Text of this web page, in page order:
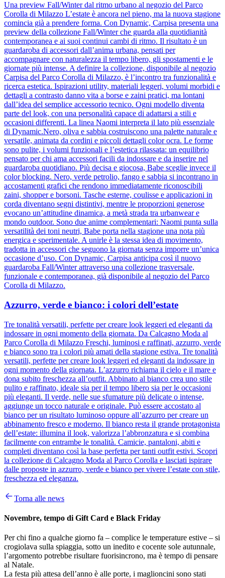
Una preview Fall/Winter dal ritmo urbano al negozio del Parco
Corolla di Milazzo L’estate è ancora nel pieno, ma la nuova stagione
comincia già a prendere forma. Con Dynamic, Carpisa presenta una
preview della collezione Fall/Winter che guarda alla quotidianità
contemporanea e ai suoi continui cambi di ritmo. Il risultato è un
guardaroba di accessori dall’anima urbana, pensati per
accompagnare con naturalezza il tempo libero, gli spostamenti e le
giornate più intense. A definire la collezione, disponibile al negozio
Carpisa del Parco Corolla di Milazzo, è l’incontro tra funzionalità e
ricerca estetica. Ispirazioni utility, materiali leggeri, volumi morbidi e
dettagli a contrasto danno vita a borse e zaini pratici, ma lontani
dall’idea del semplice accessorio tecnico. Ogni modello diventa
parte del look, con una personalità capace di adattarsi a stili e
occasioni differenti. La linea Naomi interpreta il lato più essenziale
di Dynamic.Nero, oliva e sabbia costruiscono una palette naturale e
versatile, animata da cordini e piccoli dettagli color ocra. Le forme
sono pulite, i volumi funzionali e l’estetica rilassata: un equilibrio
pensato per chi ama accessori facili da indossare e da inserire nel
guardaroba quotidiano. Più decisa e giocosa, Babe sceglie invece il
color blocking. Nero, verde petrolio, fango e sabbia si incontrano in
accostamenti grafici che rendono immediatamente riconoscibili
zaini, shopper e borsoni. Tasche esterne, coulisse e applicazioni in
corda diventano segni distintivi, mentre le proporzioni generose
evocano un’attitudine dinamica, a metà strada tra urbanwear e
mondo outdoor. Sono due anime complementari: Naomi punta sulla
versatilità dei toni neutri, Babe porta nella stagione una nota più
energica e sperimentale. A unirle è la stessa idea di movimento,
tradotta in accessori che seguono la giornata senza imporre un’unica
occasione d’uso. Con Dynamic, Carpisa anticipa così il nuovo
guardaroba Fall/Winter attraverso una collezione trasversale,
funzionale e contemporanea, già disponibile al negozio del Parco
Corolla di Milazzo.
Azzurro, verde e bianco: i colori dell’estate
Tre tonalità versatili, perfette per creare look leggeri ed eleganti da
indossare in ogni momento della giornata. Da Calcagno Moda al
Parco Corolla di Milazzo Freschi, luminosi e raffinati, azzurro, verde
e bianco sono tra i colori più amati della stagione estiva. Tre tonalità
versatili, perfette per creare look leggeri ed eleganti da indossare in
ogni momento della giornata. L’azzurro richiama il cielo e il mare e
dona subito freschezza all’outfit. Abbinato al bianco crea uno stile
pulito e raffinato, ideale sia per il tempo libero sia per le occasioni
più eleganti. Il verde, nelle sue sfumature più delicate o intense,
aggiunge un tocco naturale e originale. Può essere accostato al
bianco per un risultato luminoso oppure all’azzurro per creare un
abbinamento fresco e moderno. Il bianco resta il grande protagonista
dell’estate: illumina il look, valorizza l’abbronzatura e si combina
facilmente con entrambe le tonalità. Camicie, pantaloni, abiti e
completi diventano così la base perfetta per tanti outfit estivi. Scopri
la collezione di Calcagno Moda al Parco Corolla e lasciati ispirare
dalle proposte in azzurro, verde e bianco per vivere l’estate con stile,
freschezza ed eleganza.
Torna alle news
Novembre, tempo di Gift Card e Black Friday
Per chi fino a qualche giorno fa – complice le temperature estive – si
crogiolava sulla spiaggia, sotto un inedito e cocente sole autunnale,
l’argomento potrebbe risultare fuorisincrono, ma è tempo di pensare
al Natale.
La festa più attesa dell’anno è alle porte, i maglioncini sono stati